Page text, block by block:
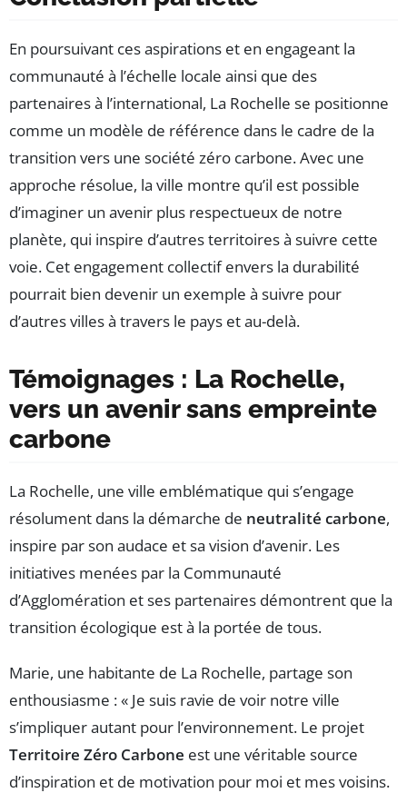
En poursuivant ces aspirations et en engageant la
communauté à l’échelle locale ainsi que des
partenaires à l’international, La Rochelle se positionne
comme un modèle de référence dans le cadre de la
transition vers une société zéro carbone. Avec une
approche résolue, la ville montre qu’il est possible
d’imaginer un avenir plus respectueux de notre
planète, qui inspire d’autres territoires à suivre cette
voie. Cet engagement collectif envers la durabilité
pourrait bien devenir un exemple à suivre pour
d’autres villes à travers le pays et au-delà.
Témoignages : La Rochelle,
vers un avenir sans empreinte
carbone
La Rochelle, une ville emblématique qui s’engage
résolument dans la démarche de neutralité carbone,
inspire par son audace et sa vision d’avenir. Les
initiatives menées par la Communauté
d’Agglomération et ses partenaires démontrent que la
transition écologique est à la portée de tous.
Marie, une habitante de La Rochelle, partage son
enthousiasme : « Je suis ravie de voir notre ville
s’impliquer autant pour l’environnement. Le projet
Territoire Zéro Carbone est une véritable source
d’inspiration et de motivation pour moi et mes voisins.